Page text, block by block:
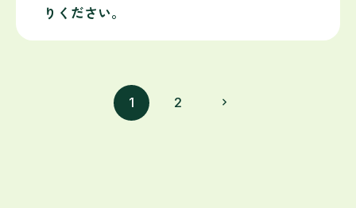
りください。
1 2 navigate_next